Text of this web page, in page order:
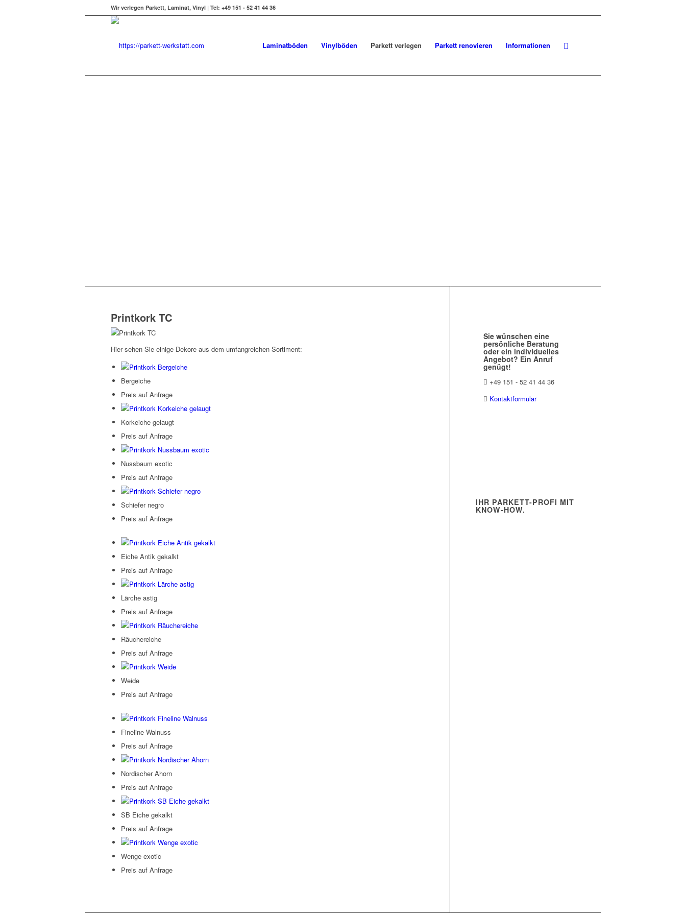
Wir verlegen Parkett, Laminat, Vinyl | Tel: +49 151 - 52 41 44 36
Laminatböden Vinylböden Parkett verlegen Parkett renovieren Informationen
Printkork TC
Hier sehen Sie einige Dekore aus dem umfangreichen Sortiment:
Bergeiche
Preis auf Anfrage
Korkeiche gelaugt
Preis auf Anfrage
Nussbaum exotic
Preis auf Anfrage
Schiefer negro
Preis auf Anfrage
Eiche Antik gekalkt
Preis auf Anfrage
Lärche astig
Preis auf Anfrage
Räuchereiche
Preis auf Anfrage
Weide
Preis auf Anfrage
Fineline Walnuss
Preis auf Anfrage
Nordischer Ahorn
Preis auf Anfrage
SB Eiche gekalkt
Preis auf Anfrage
Wenge exotic
Preis auf Anfrage
Sie wünschen eine
persönliche Beratung
oder ein individuelles
Angebot? Ein Anruf
genügt!
+49 151 - 52 41 44 36
Kontaktformular
IHR PARKETT-PROFI MIT
KNOW-HOW.